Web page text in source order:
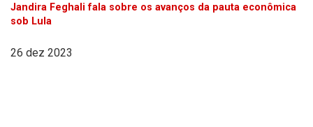
Jandira Feghali fala sobre os avanços da pauta econômica
sob Lula
26 dez 2023